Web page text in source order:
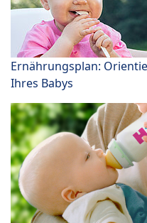
Ernährungsplan:
Ihres Babys